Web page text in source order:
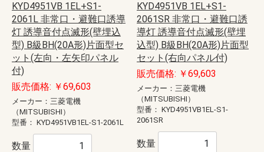
KYD4951VB 1EL+S1-
2061L 非常口・避難口誘導
灯 誘導音付点滅形(壁埋込
型) B級BH(20A形)片面型セ
ット(左向・左矢印パネル
付)
販売価格: ￥69,603
メーカー：三菱電機
（MITSUBISHI）
型番： KYD4951VB1EL-S1-2061L
数量
KYD4951VB 1EL+S1-
2061SR 非常口・避難口誘
導灯 誘導音付点滅形(壁埋
込型) B級BH(20A形)片面型
セット(右向パネル付)
販売価格: ￥69,603
メーカー：三菱電機
（MITSUBISHI）
型番： KYD4951VB1EL-S1-
2061SR
数量